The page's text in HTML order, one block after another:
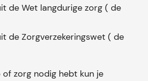
de Wet langdurige zorg ( de
de Zorgverzekeringswet ( de
of zorg nodig hebt kun je